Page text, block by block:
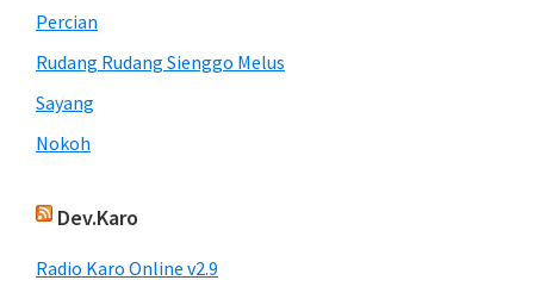
Percian
Rudang Rudang Sienggo Melus
Sayang
Nokoh
Dev.Karo
Radio Karo Online v2.9